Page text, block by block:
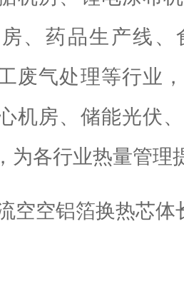
、药品生产线、
废气处理等行业
机房、储能光伏
为各行业热量管理